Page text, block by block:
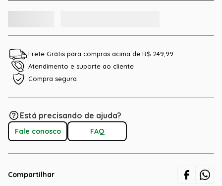
Frete Grátis para compras acima de R$ 249,99
Atendimento e suporte ao cliente
Compra segura
Está precisando de ajuda?
Fale conosco FAQ
Compartilhar